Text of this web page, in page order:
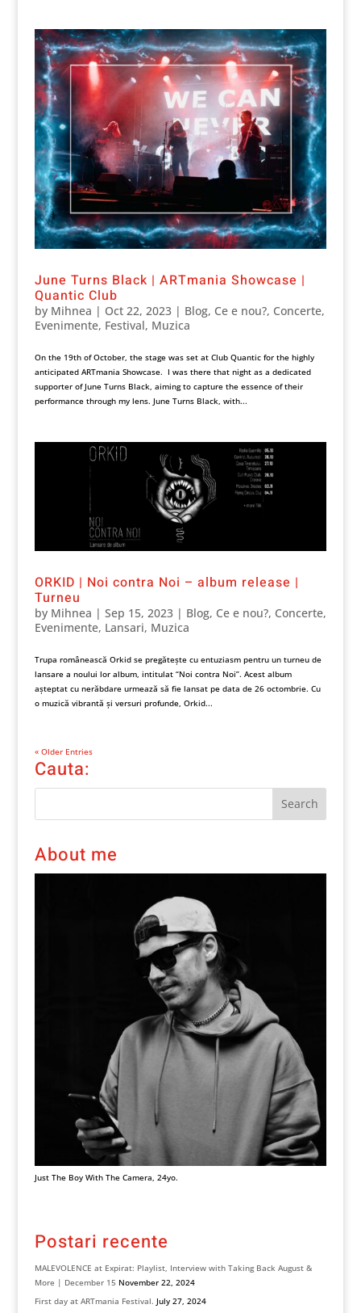
June Turns Black | ARTmania Showcase |
Quantic Club
by Mihnea | Oct 22, 2023| Blog, Ce e nou?, Concerte,
Evenimente, Festival, Muzica
On the 19th of October, the stage was set at Club Quantic for the highly
anticipated ARTmania Showcase. I was there that night as a dedicated
supporter of June Turns Black, aiming to capture the essence of their
performance through my lens. June Turns Black, with...
ORKID | Noi contra Noi – album release |
Turneu
by Mihnea | Sep 15, 2023| Blog, Ce e nou?, Concerte,
Evenimente, Lansari, Muzica
Trupa românească Orkid se pregătește cu entuziasm pentru un turneu de
lansare a noului lor album, intitulat “Noi contra Noi”. Acest album
așteptat cu nerăbdare urmează să fie lansat pe data de 26 octombrie. Cu
o muzică vibrantă și versuri profunde, Orkid...
« Older Entries
Cauta:
About me
Just The Boy With The Camera, 24yo.
Postari recente
MALEVOLENCE at Expirat: Playlist, Interview with Taking Back August &
More | December 15 November 22, 2024
First day at ARTmania Festival. July 27, 2024